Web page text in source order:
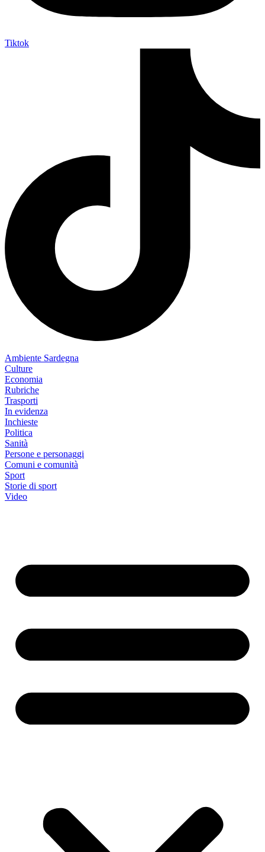
Tiktok
Ambiente Sardegna
Culture
Economia
Rubriche
Trasporti
In evidenza
Inchieste
Politica
Sanità
Persone e personaggi
Comuni e comunità
Sport
Storie di sport
Video